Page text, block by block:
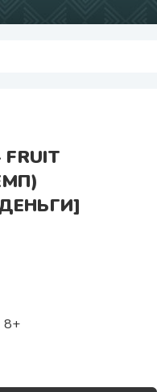
FRUIT
8+